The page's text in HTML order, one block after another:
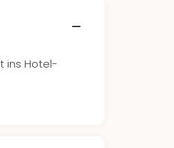
ins Hotel-